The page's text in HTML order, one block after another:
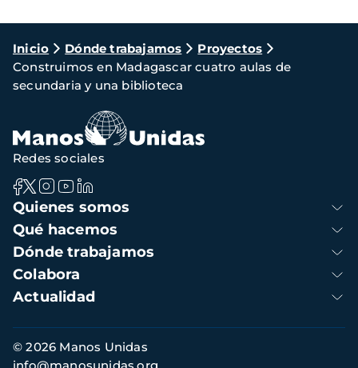
Ruta
de
navegación
Inicio Dónde trabajamos
Proyectos
Construimos en Madagascar cuatro aulas de
secundaria y una biblioteca
Navegación
principal
Quienes somos
Qué hacemos
Dónde trabajamos
Colabora
Actualidad
Redes sociales
Información
de
© 2026 Manos Unidas